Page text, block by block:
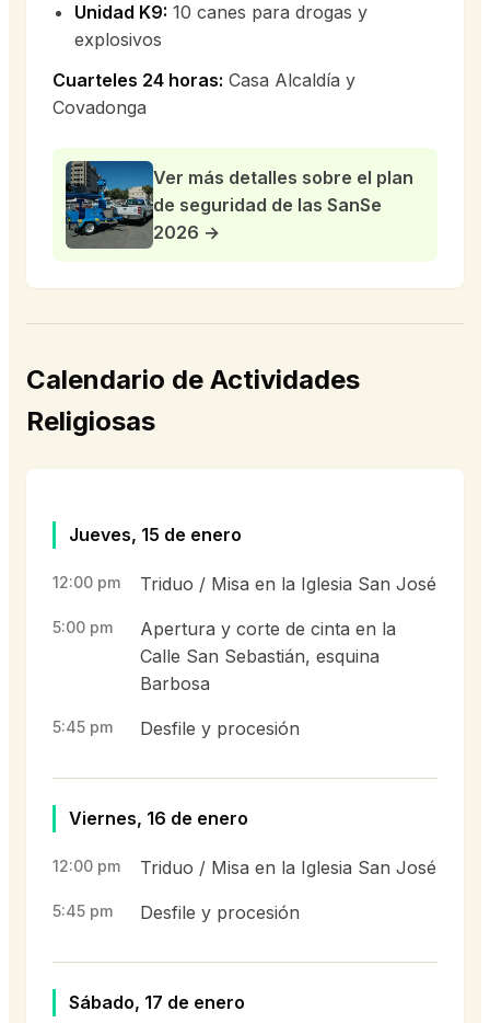
Unidad K9: 10 canes para drogas y
explosivos
Cuarteles 24 horas: Casa Alcaldía y
Covadonga
Ver más detalles sobre el plan
de seguridad de las SanSe
2026 →
Calendario de Actividades
Religiosas
Jueves, 15 de enero
12:00 pm Triduo / Misa en la Iglesia San José
5:00 pm
Apertura y corte de cinta en la
Calle San Sebastián, esquina
Barbosa
5:45 pm Desfile y procesión
Viernes, 16 de enero
12:00 pm Triduo / Misa en la Iglesia San José
5:45 pm Desfile y procesión
Sábado, 17 de enero